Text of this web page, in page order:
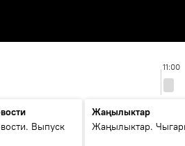
11:00
Выпуск
Жаңылыктар
Жаңылыктар.